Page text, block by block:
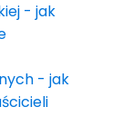
- jak
- jak